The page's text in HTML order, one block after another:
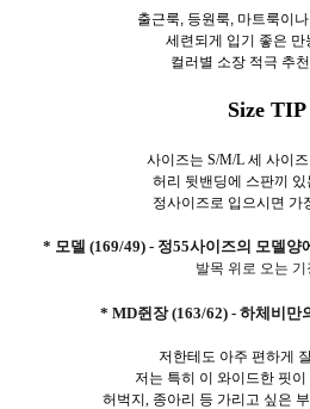
출근룩, 등원룩, 마트룩이
세련되게 입기 좋은 만
컬러별 소장 적극 추
Size TIP
사이즈는 S/M/L 세 사이
허리 뒷밴딩에 스판끼
정사이즈로 입으시면 가
* 모델 (169/49) - 정55사이즈의 모델양
발목 위로 오는 기
* MD쥔장 (163/62) - 하체비만
저한테도 아주 편하게
저는 특히 이 와이드한 핏이
허벅지, 종아리 등 가리고 싶은